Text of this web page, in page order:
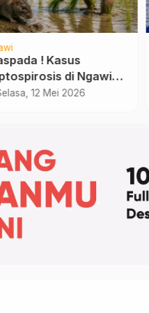
! Kasus
di Ngawi
Enam Petani
12 Mei 2026